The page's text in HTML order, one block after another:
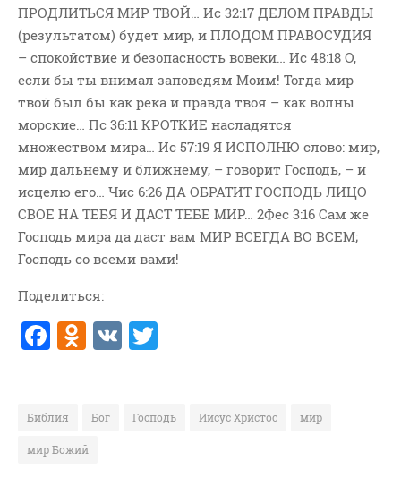
ПРОДЛИТЬСЯ МИР ТВОЙ… Ис 32:17 ДЕЛОМ ПРАВДЫ
(результатом) будет мир, и ПЛОДОМ ПРАВОСУДИЯ
– спокойствие и безопасность вовеки… Ис 48:18 О,
если бы ты внимал заповедям Моим! Тогда мир
твой был бы как река и правда твоя – как волны
морские… Пс 36:11 КРОТКИЕ насладятся
множеством мира… Ис 57:19 Я ИСПОЛНЮ слово: мир,
мир дальнему и ближнему, – говорит Господь, – и
исцелю его… Чис 6:26 ДА ОБРАТИТ ГОСПОДЬ ЛИЦО
СВОЕ НА ТЕБЯ И ДАСТ ТЕБЕ МИР… 2Фес 3:16 Сам же
Господь мира да даст вам МИР ВСЕГДА ВО ВСЕМ;
Господь со всеми вами!
Поделиться:
F
e
b
O
o
kl
V
te
Библия Бог Господь Иисус Христос мир
мир Божий